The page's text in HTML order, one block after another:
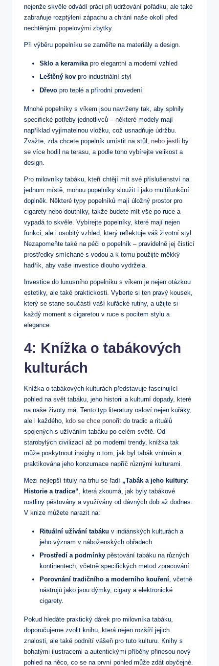
nejenže skvěle odvádí práci při udržování pořádku, ale také
zabraňuje rozptýlení zápachu a chrání naše okolí před
nechtěnými popelovými zbytky.
Při výběru popelníku se zaměřte na materiály a design.
Sklo a keramikapro elegantní a moderní vzhled
Leštěný kov pro industriální styl
Dřevo pro teplé a přírodní provedení
Mnohé popelníky s víkem jsou navrženy tak, aby splnily
specifické potřeby jednotlivců – některé modely mají
například vyjímatelnou vložku, což usnadňuje údržbu.
Zvažte, zda chcete popelník umístit na stůl, nebo jestli by
se více hodil na terasu, a podle toho vybírejte velikost a
design.
Pro milovníky tabáku, kteří chtějí mít své příslušenství na
jednom místě, mohou popelníky sloužit i jako multifunkční
doplněk. Některé typy popelníků mají úložný prostor pro
cigarety nebo doutníky, takže budete mít vše po ruce a
vypadá to skvěle. Vybírejte popelníky, které mají nejen
funkci, ale i osobitý vzhled, který reflektuje váš životní styl.
Nezapomeňte také na péči o popelník – pravidelně jej čisticí
prostředky smíchané s vodou a k tomu použijte měkký
hadřík, aby vaše investice dlouho vydržela.
Investice do luxusního popelníku s víkem je nejen otázkou
estetiky, ale také praktickosti. Vyberte si ten pravý kousek,
který se stane součástí vaší kuřácké rutiny, a užijte si
každý moment s cigaretou v ruce s pocitem stylu a
elegance.
4: Knížka o tabákových
kulturách
Knížka o tabákových kulturách představuje fascinující
pohled na svět tabáku, jeho historii a kulturní dopady, které
na naše životy má. Tento typ literatury osloví nejen kuřáky,
ale i každého, kdo se chce ponořit do tradic a rituálů
spojených s užíváním tabáku po celém světě. Od
starobylých civilizací až po moderní trendy, knížka tak
může poskytnout insighy o tom, jak byl tabák vnímán a
praktikována jeho konzumace napříč různými kulturami.
Mezi nejlepší tituly na trhu se řadí „Tabák a jeho kultury:
Historie a tradice“ , která zkoumá, jak byly tabákové
rostliny pěstovány a využívány od dávných dob až dodnes.
V knize můžete narazit na:
Rituální užívání tabáku v indiánských kulturách a
jeho význam v náboženských obřadech.
Prostředí a podmínky pěstování tabáku na různých
kontinentech, včetně specifických metod zpracování.
Porovnání tradičního a moderního kouření , včetně
nástrojů jako jsou dýmky, cigary a elektronické
cigarety.
Pokud hledáte praktický dárek pro milovníka tabáku,
doporučujeme zvolit knihu, která nejen rozšíří jejich
znalosti, ale také podnítí vášeň pro tuto kulturu. Knihy s
bohatými ilustracemi a autentickými příběhy přinesou nový
pohled na něco, co se na první pohled může zdát obyčejné.